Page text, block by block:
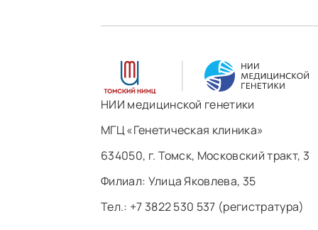
НИИ медицинской генетики
МГЦ «Генетическая клиника»
634050, г. Томск, Московский тракт, 3
Филиал: ​Улица Яковлева, 35
Тел.: +7 3822 530 537 (регистратура)